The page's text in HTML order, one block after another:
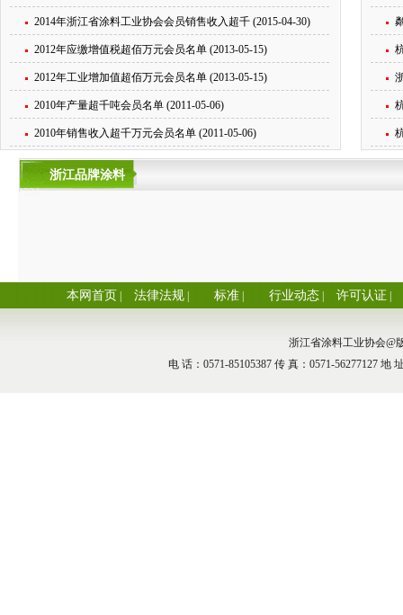
2014年浙江省涂料工业协会会员销售收入超千 (2015-04-30)
2012年应缴增值税超佰万元会员名单 (2013-05-15)
2012年工业增加值超佰万元会员名单 (2013-05-15)
2010年产量超千吨会员名单 (2011-05-06)
2010年销售收入超千万元会员名单 (2011-05-06)
浙江品牌涂料
1234
本网首页 法律法规 标准 行业动态 许可认证
浙江省涂料工业协会@
电 话：0571-85105387 传 真：0571-56277127